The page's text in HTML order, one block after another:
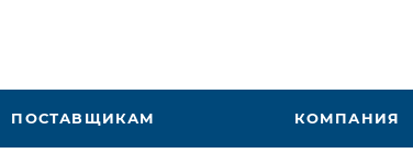
ПОСТАВЩИКАМ КОМПАНИЯ